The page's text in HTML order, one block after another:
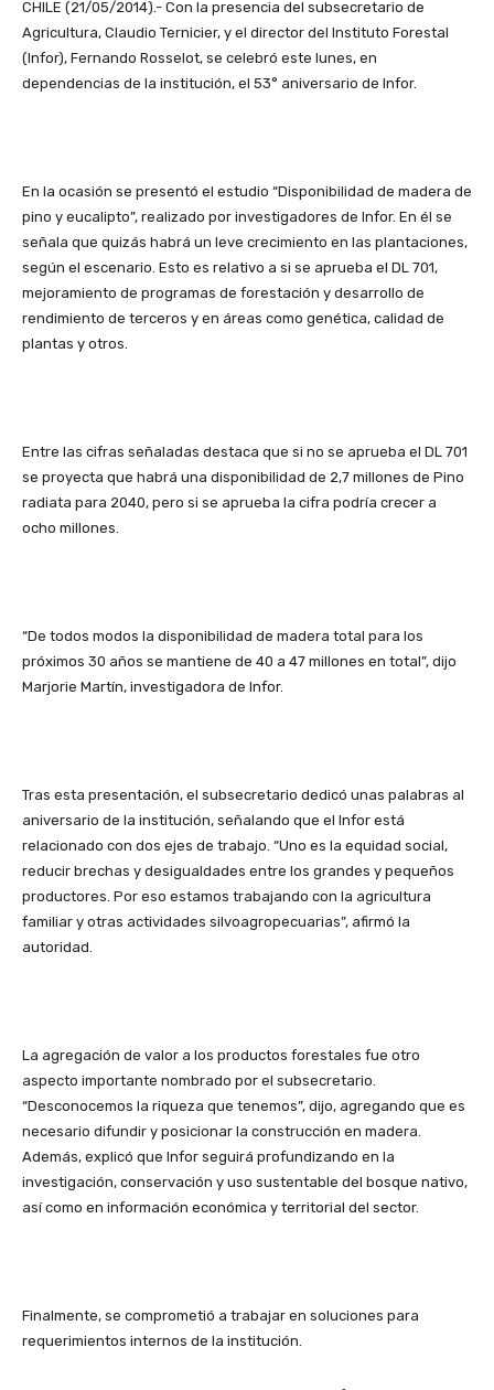
CHILE (21/05/2014).- Con la presencia del subsecretario de
Agricultura, Claudio Ternicier, y el director del Instituto Forestal
(Infor), Fernando Rosselot, se celebró este lunes, en
dependencias de la institución, el 53° aniversario de Infor.
En la ocasión se presentó el estudio “Disponibilidad de madera de
pino y eucalipto”, realizado por investigadores de Infor. En él se
señala que quizás habrá un leve crecimiento en las plantaciones,
según el escenario. Esto es relativo a si se aprueba el DL 701,
mejoramiento de programas de forestación y desarrollo de
rendimiento de terceros y en áreas como genética, calidad de
plantas y otros.
Entre las cifras señaladas destaca que si no se aprueba el DL 701
se proyecta que habrá una disponibilidad de 2,7 millones de Pino
radiata para 2040, pero si se aprueba la cifra podría crecer a
ocho millones.
“De todos modos la disponibilidad de madera total para los
próximos 30 años se mantiene de 40 a 47 millones en total”, dijo
Marjorie Martín, investigadora de Infor.
Tras esta presentación, el subsecretario dedicó unas palabras al
aniversario de la institución, señalando que el Infor está
relacionado con dos ejes de trabajo. “Uno es la equidad social,
reducir brechas y desigualdades entre los grandes y pequeños
productores. Por eso estamos trabajando con la agricultura
familiar y otras actividades silvoagropecuarias”, afirmó la
autoridad.
La agregación de valor a los productos forestales fue otro
aspecto importante nombrado por el subsecretario.
“Desconocemos la riqueza que tenemos”, dijo, agregando que es
necesario difundir y posicionar la construcción en madera.
Además, explicó que Infor seguirá profundizando en la
investigación, conservación y uso sustentable del bosque nativo,
así como en información económica y territorial del sector.
Finalmente, se comprometió a trabajar en soluciones para
requerimientos internos de la institución.